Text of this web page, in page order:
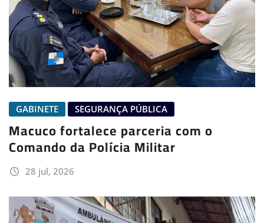
GABINETE SEGURANÇA PÚBLICA
Macuco fortalece parceria com o
Comando da Polícia Militar
28 jul, 2026